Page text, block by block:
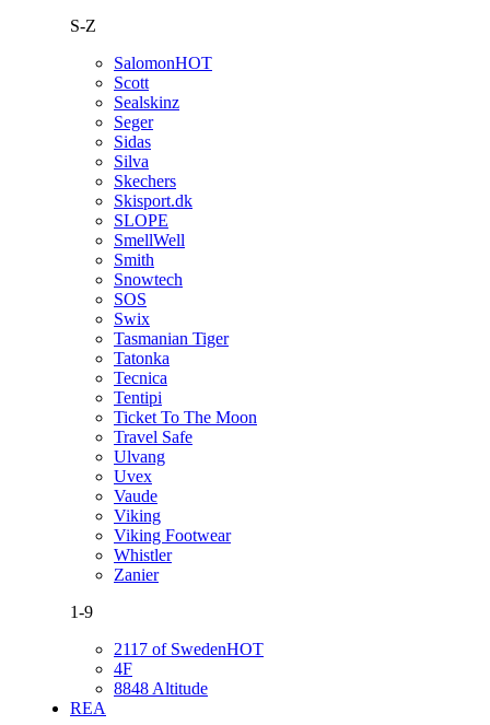
S-Z
SalomonHOT
Scott
Sealskinz
Seger
Sidas
Silva
Skechers
Skisport.dk
SLOPE
SmellWell
Smith
Snowtech
SOS
Swix
Tasmanian Tiger
Tatonka
Tecnica
Tentipi
Ticket To The Moon
Travel Safe
Ulvang
Uvex
Vaude
Viking
Viking Footwear
Whistler
Zanier
1-9
2117 of SwedenHOT
4F
8848 Altitude
REA